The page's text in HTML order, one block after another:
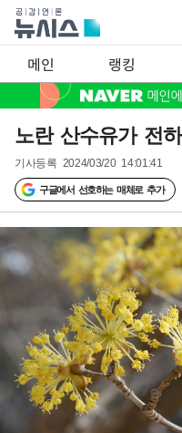
메인 랭킹
노란 산수유가 전
기사등록 2024/03/20 14:01:41
구글에서 선호하는 매체로 추가